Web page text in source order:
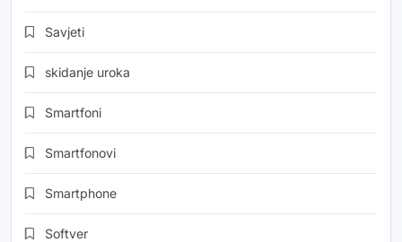
Savjeti
skidanje uroka
Smartfoni
Smartfonovi
Smartphone
Softver